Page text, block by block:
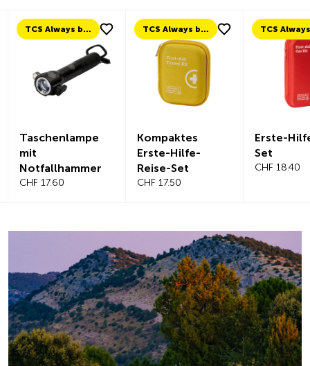
TCS Always by my side
Kompaktes
Erste-Hilfe-
Reise-Set
CHF 17.50
TCS Always by my side
Erste-Hilfe-Auto-
Set
CHF 18.40